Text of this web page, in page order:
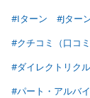
#Iターン #Jター
#クチコミ（口コミ
#ダイレクトリク
#パート・アルバ